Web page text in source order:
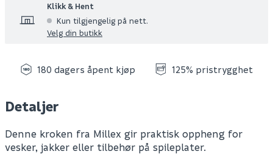
Klikk & Hent
Kun tilgjengelig på nett.
Velg din butikk
180 dagers åpent kjøp 125% pristrygghet
Detaljer
Denne kroken fra Millex gir praktisk oppheng for
vesker, jakker eller tilbehør på spileplater.